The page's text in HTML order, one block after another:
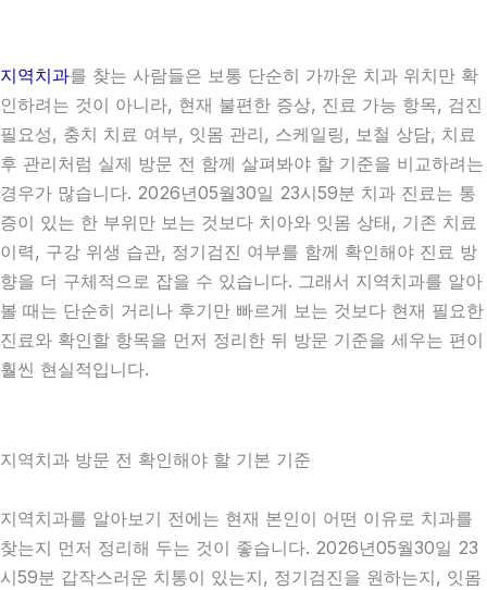
지역치과를 찾는 사람들은 보통 단순히 가까운 치과 위치만 확
인하려는 것이 아니라, 현재 불편한 증상, 진료 가능 항목, 검진
필요성, 충치 치료 여부, 잇몸 관리, 스케일링, 보철 상담, 치료
후 관리처럼 실제 방문 전 함께 살펴봐야 할 기준을 비교하려는
경우가 많습니다. 2026년05월30일 23시59분 치과 진료는 통
증이 있는 한 부위만 보는 것보다 치아와 잇몸 상태, 기존 치료
이력, 구강 위생 습관, 정기검진 여부를 함께 확인해야 진료 방
향을 더 구체적으로 잡을 수 있습니다. 그래서 지역치과를 알아
볼 때는 단순히 거리나 후기만 빠르게 보는 것보다 현재 필요한
진료와 확인할 항목을 먼저 정리한 뒤 방문 기준을 세우는 편이
훨씬 현실적입니다.
지역치과 방문 전 확인해야 할 기본 기준
지역치과를 알아보기 전에는 현재 본인이 어떤 이유로 치과를
찾는지 먼저 정리해 두는 것이 좋습니다. 2026년05월30일 23
시59분 갑작스러운 치통이 있는지, 정기검진을 원하는지, 잇몸